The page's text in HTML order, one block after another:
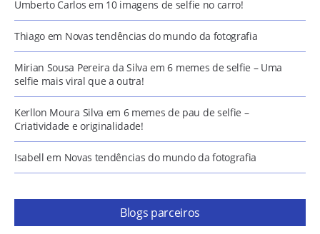
Umberto Carlos em 10 imagens de selfie no carro!
Thiago em Novas tendências do mundo da fotografia
Mirian Sousa Pereira da Silva em6 memes de selfie – Uma
selfie mais viral que a outra!
Kerllon Moura Silva em 6 memes de pau de selfie –
Criatividade e originalidade!
Isabell em Novas tendências do mundo da fotografia
Blogs parceiros